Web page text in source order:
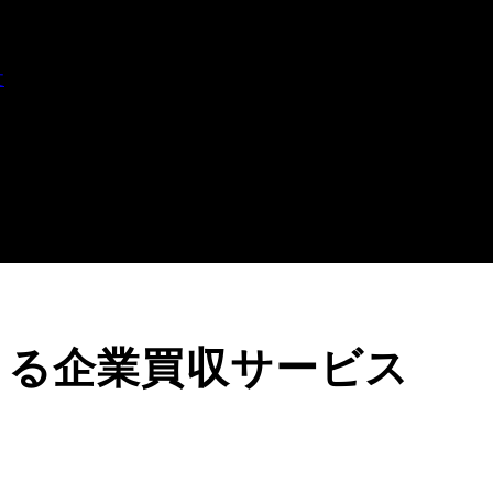
企業買収サービス